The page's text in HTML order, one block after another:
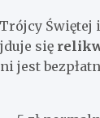
Świętej
się
jest